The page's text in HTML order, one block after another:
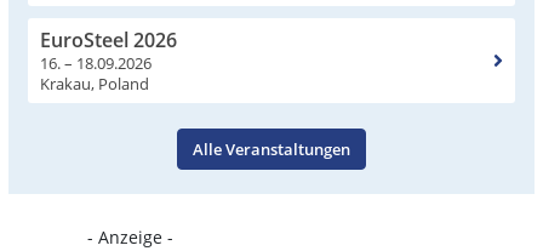
EuroSteel 2026
16. – 18.09.2026
Krakau, Poland
Alle Veranstaltungen
- Anzeige -